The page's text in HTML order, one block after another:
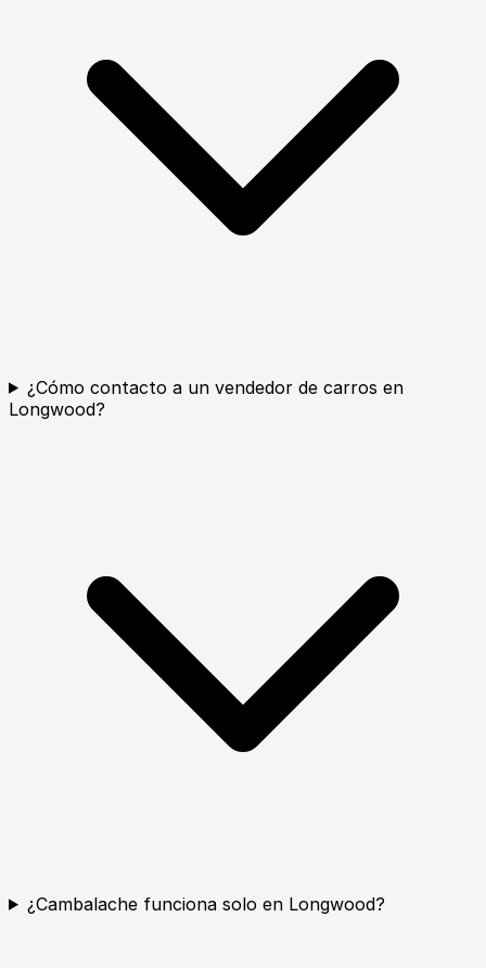
¿Cómo contacto a un vendedor de carros en
Longwood?
¿Cambalache funciona solo en Longwood?